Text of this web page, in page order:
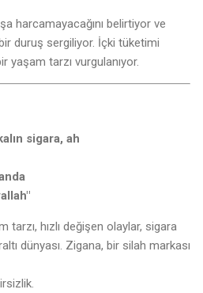
harcamayacağını belirtiyor ve
duruş sergiliyor. İçki tüketimi
yaşam tarzı vurgulanıyor.
sigara, ah
tarzı, hızlı değişen olaylar, sigara
dünyası. Zigana, bir silah markası